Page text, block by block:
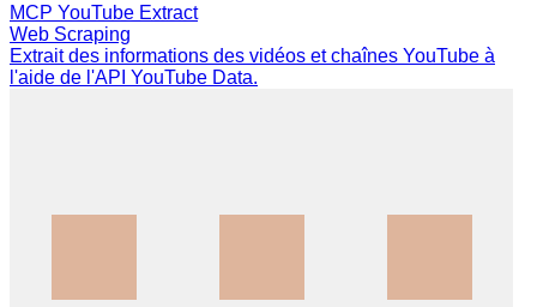
MCP YouTube Extract
Web Scraping
Extrait des informations des vidéos et chaînes YouTube à
l'aide de l'API YouTube Data.